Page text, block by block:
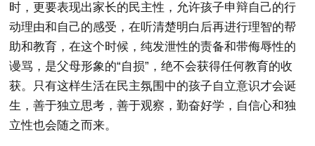
时，更要表现出家长的民主性，允许孩子申辩自己的行
动理由和自己的感受，在听清楚明白后再进行理智的帮
助和教育，在这个时候，纯发泄性的责备和带侮辱性的
谩骂，是父母形象的“自损”，绝不会获得任何教育的收
获。只有这样生活在民主氛围中的孩子自立意识才会诞
生，善于独立思考，善于观察，勤奋好学，自信心和独
立性也会随之而来。